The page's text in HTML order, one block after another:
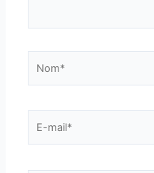
mail*